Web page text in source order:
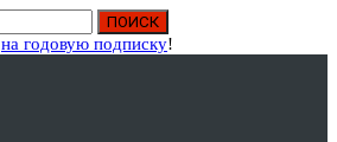
на годовую подписку!